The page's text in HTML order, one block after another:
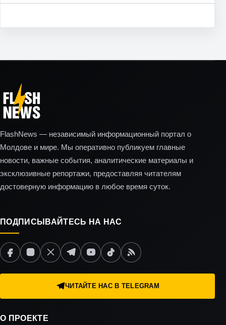
FlashNews — независимый информационный портал о
Молдове и мире. Мы оперативно публикуем главные
новости, важные события, аналитические материалы и
эксклюзивные репортажи, предоставляя читателям
достоверную информацию в любое время суток.
ПОДПИСЫВАЙТЕСЬ НА НАС
ЧИТАЙТЕ НАС В TELEGRAM
О ПРОЕКТЕ